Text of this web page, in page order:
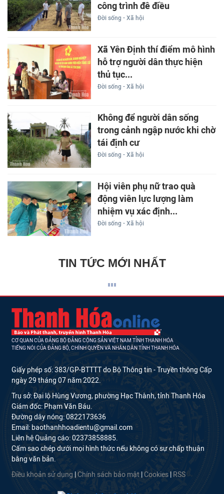
công trình đê điều
Đời sống - Xã hội
Xã Yên Định thí điểm mô hình
hỗ trợ người dân thực hiện
thủ tục...
Đời sống - Xã hội
Không để người dân sống
trong cảnh ngập nước khi chờ
tái định cư
Đời sống - Xã hội
Hội viên phụ nữ trao quà
động viên lực lượng làm
nhiệm vụ xác định...
Đời sống - Xã hội
TIN TỨC MỚI NHẤT
CƠ QUAN CỦA ĐẢNG BỘ ĐẢNG CỘNG SẢN VIỆT NAM TỈNH THANH HÓA
TIẾNG NÓI CỦA ĐẢNG BỘ, CHÍNH QUYỀN VÀ NHÂN DÂN TỈNH THANH HÓA
Giấy phép số: 383/GP-BTTTT do Bộ Thông tin - Truyền thông Cấp
ngày 29 tháng 07 năm 2022.
Trụ sở: Đại lộ Hùng Vương, phường Hạc Thành, tỉnh Thanh Hóa
Giám đốc: Phạm Văn Báu.
Đường dây nóng: 0822173636
Email: baothanhhoadientu@gmail.com
Liên hệ Quảng cáo: 02373858885.
Cấm sao chép dưới mọi hình thức nếu không có sự chấp thuận
bằng văn bản.
Điều khoản sử dụng Chính sách bảo mật Cookies RSS